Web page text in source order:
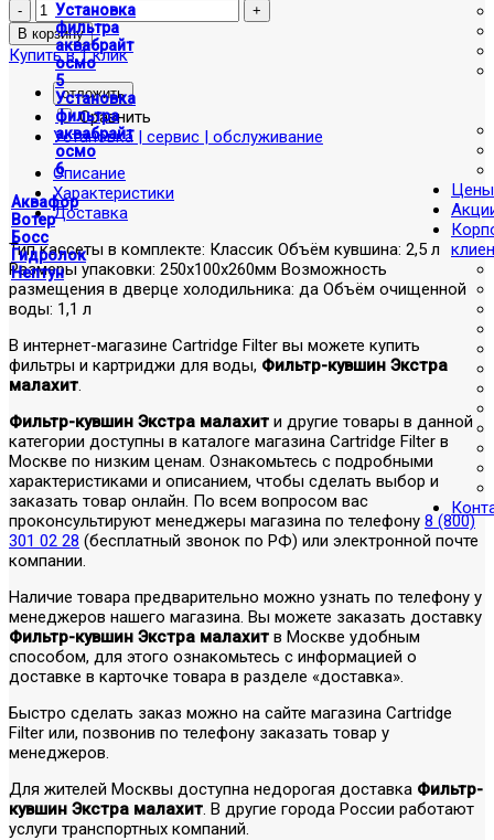
Установка
фильтра
аквабрайт
осмо
5
Установка
фильтра
аквабрайт
осмо
6
Аквафор
Вотер
Босс
Гидролок
Нептун
Цены
Купить в 1 клик
отложить
Сравнить
Установка | сервис | обслуживание
Описание
Характеристики
Доставка
Тип кассеты в комплекте: Классик Объём кувшина: 2,5 л
Размеры упаковки: 250x100x260мм Возможность
размещения в дверце холодильника: да Объём очищенной
воды: 1,1 л
В интернет-магазине Cartridge Filter вы можете купить
фильтры и картриджи для воды, Фильтр-кувшин Экстра
малахит.
Фильтр-кувшин Экстра малахит и другие товары в данной
категории доступны в каталоге магазина Cartridge Filter в
Москве по низким ценам. Ознакомьтесь с подробными
характеристиками и описанием, чтобы сделать выбор и
заказать товар онлайн. По всем вопросом вас
проконсультируют менеджеры магазина по телефону 8 (800)
301 02 28 (бесплатный звонок по РФ) или электронной почте
компании.
Наличие товара предварительно можно узнать по телефону у
менеджеров нашего магазина. Вы можете заказать доставку
Фильтр-кувшин Экстра малахит в Москве удобным
способом, для этого ознакомьтесь с информацией о
доставке в карточке товара в разделе «доставка».
Быстро сделать заказ можно на сайте магазина Cartridge
Filter или, позвонив по телефону заказать товар у
менеджеров.
Для жителей Москвы доступна недорогая доставка Фильтр-
кувшин Экстра малахит. В другие города России работают
услуги транспортных компаний.